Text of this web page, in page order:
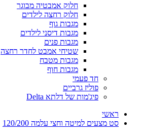
חלוק אמבטיה מבוגר
חלוק רחצה לילדים
מגבות גוף
מגבות דיסני לילדים
מגבות פנים
שטיחי אמבט לחדר רחצה
מגבות מטבח
מגבות חוף
חד פעמי
פוליז גרביים
פיג'מות של דלתא Delta
ראשי
סט מצעים למיטה וחצי עלמה 120/200